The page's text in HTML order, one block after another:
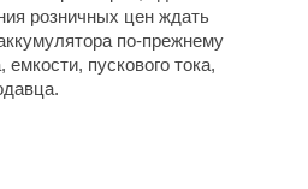
розничных цен ждать
по-прежнему
пускового тока,